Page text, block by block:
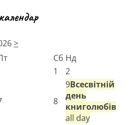
>
Сб Нд
1
2
8
9Всесвітній
день
книголюбів
all day